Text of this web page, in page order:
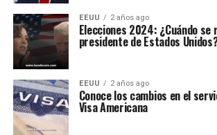
EEUU 2 años ago
Elecciones 2024: ¿Cuándo se
presidente de Estados
EEUU 2 años ago
Conoce los cambios en el
Visa Americana